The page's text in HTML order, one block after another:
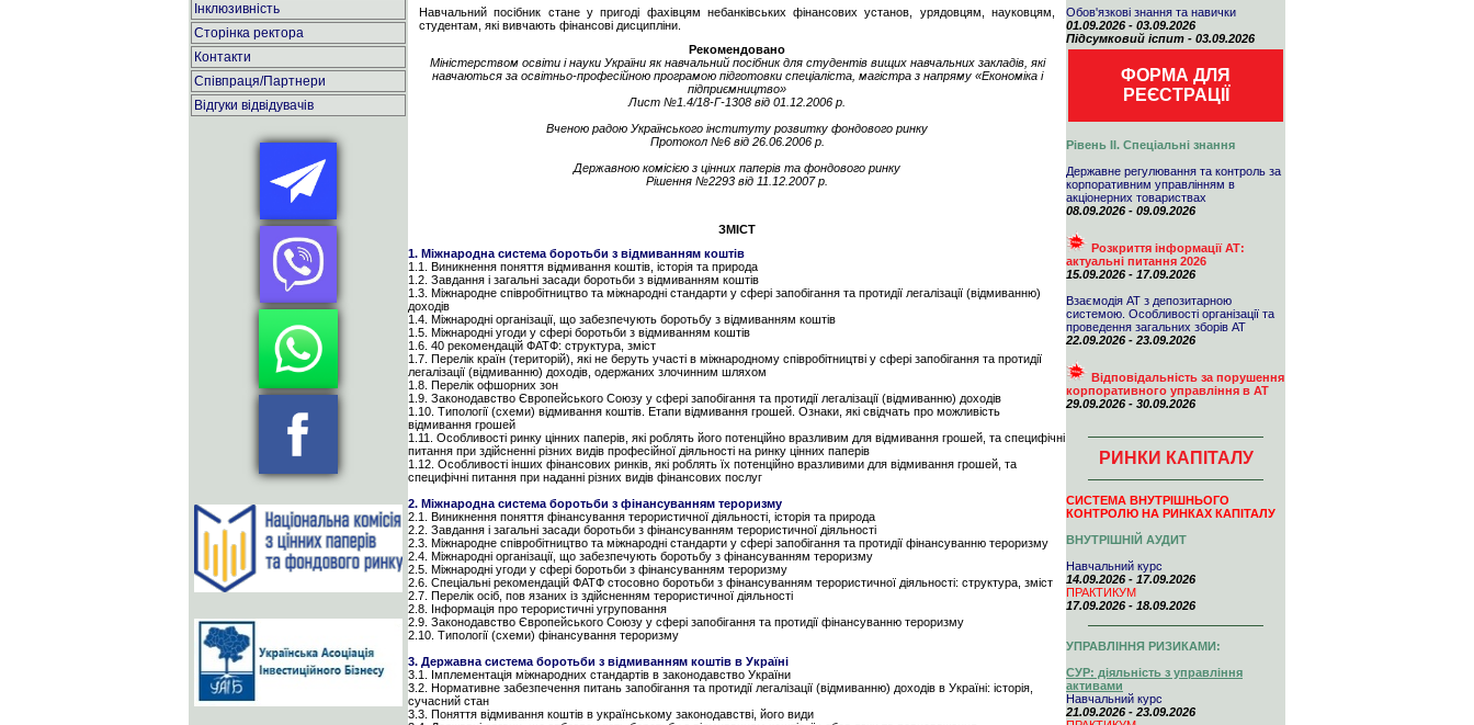
Інклюзивність
Сторінка ректора
Контакти
Співпраця/Партнери
Відгуки відвідувачів
Навчальний посібник стане у пригоді фахівцям небанківських фінансових установ, урядовцям, науковцям,
студентам, які вивчають фінансові дисципліни.
Рекомендовано
Міністерством освіти і науки України як навчальний посібник для студентів вищих навчальних закладів, які
навчаються за освітньо-професійною програмою підготовки спеціаліста, магістра з напряму «Економіка і
підприємництво»
Лист №1.4/18-Г-1308 від 01.12.2006 р.
Вченою радою Українського інституту розвитку фондового ринку
Протокол №6 від 26.06.2006 р.
Державною комісією з цінних паперів та фондового ринку
Рішення №2293 від 11.12.2007 р.
ЗМІСТ
1. Міжнародна система боротьби з відмиванням коштів
1.1. Виникнення поняття відмивання коштів, історія та природа
1.2. Завдання і загальні засади боротьби з відмиванням коштів
1.3. Міжнародне співробітництво та міжнародні стандарти у сфері запобігання та протидії легалізації (відмиванню)
доходів
1.4. Міжнародні організації, що забезпечують боротьбу з відмиванням коштів
1.5. Міжнародні угоди у сфері боротьби з відмиванням коштів
1.6. 40 рекомендацій ФАТФ: структура, зміст
1.7. Перелік країн (територій), які не беруть участі в міжнародному співробітництві у сфері запобігання та протидії
легалізації (відмиванню) доходів, одержаних злочинним шляхом
1.8. Перелік офшорних зон
1.9. Законодавство Європейського Союзу у сфері запобігання та протидії легалізації (відмиванню) доходів
1.10. Типології (схеми) відмивання коштів. Етапи відмивання грошей. Ознаки, які свідчать про можливість
відмивання грошей
1.11. Особливості ринку цінних паперів, які роблять його потенційно вразливим для відмивання грошей, та специфічні
питання при здійсненні різних видів професійної діяльності на ринку цінних паперів
1.12. Особливості інших фінансових ринків, які роблять їх потенційно вразливими для відмивання грошей, та
специфічні питання при наданні різних видів фінансових послуг
2. Міжнародна система боротьби з фінансуванням тероризму
2.1. Виникнення поняття фінансування терористичної діяльності, історія та природа
2.2. Завдання і загальні засади боротьби з фінансуванням терористичної діяльності
2.3. Міжнародне співробітництво та міжнародні стандарти у сфері запобігання та протидії фінансуванню тероризму
2.4. Міжнародні організації, що забезпечують боротьбу з фінансуванням тероризму
2.5. Міжнародні угоди у сфері боротьби з фінансуванням тероризму
2.6. Cпеціальні рекомендацій ФАТФ стосовно боротьби з фінансуванням терористичної діяльності: структура, зміст
2.7. Перелік осіб, пов язаних із здійсненням терористичної діяльності
2.8. Інформація про терористичні угруповання
2.9. Законодавство Європейського Союзу у сфері запобігання та протидії фінансуванню тероризму
2.10. Типології (схеми) фінансування тероризму
3. Державна система боротьби з відмиванням коштів в Україні
3.1. Імплементація міжнародних стандартів в законодавство України
3.2. Нормативне забезпечення питань запобігання та протидії легалізації (відмиванню) доходів в Україні: історія,
сучасний стан
3.3. Поняття відмивання коштів в українському законодавстві, його види
Обов'язкові знання та навички
01.09.2026 - 03.09.2026
Підсумковий іспит - 03.09.2026
ФОРМА ДЛЯ
РЕЄСТРАЦІЇ
Рівень ІІ. Спеціальні знання
Державне регулювання та контроль за
корпоративним управлінням в
акціонерних товариствах
08.09.2026 - 09.09.2026
Розкриття інформації АТ:
актуальні питання 2026
15.09.2026 - 17.09.2026
Взаємодія АТ з депозитарною
системою. Особливості організації та
проведення загальних зборів АТ
22.09.2026 - 23.09.2026
Відповідальність за порушення
корпоративного управління в АТ
29.09.2026 - 30.09.2026
РИНКИ КАПІТАЛУ
СИСТЕМА ВНУТРІШНЬОГО
КОНТРОЛЮ НА РИНКАХ КАПІТАЛУ
ВНУТРІШНІЙ АУДИТ
Навчальний курс
14.09.2026 - 17.09.2026
ПРАКТИКУМ
17.09.2026 - 18.09.2026
УПРАВЛІННЯ РИЗИКАМИ:
СУР: діяльність з управління
активами
Навчальний курс
21.09.2026 - 23.09.2026